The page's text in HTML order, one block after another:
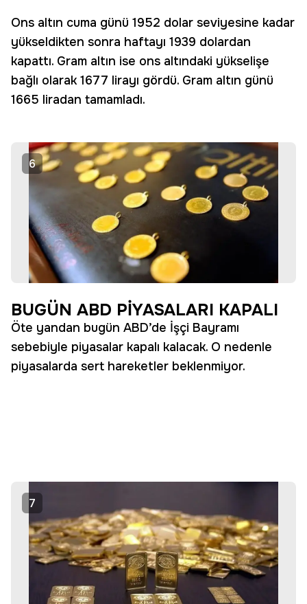
Ons altın cuma günü 1952 dolar seviyesine kadar
yükseldikten sonra haftayı 1939 dolardan
kapattı. Gram altın ise ons altındaki yükselişe
bağlı olarak 1677 lirayı gördü. Gram altın günü
1665 liradan tamamladı.
6
BUGÜN ABD PİYASALARI KAPALI
Öte yandan bugün ABD’de İşçi Bayramı
sebebiyle piyasalar kapalı kalacak. O nedenle
piyasalarda sert hareketler beklenmiyor.
7